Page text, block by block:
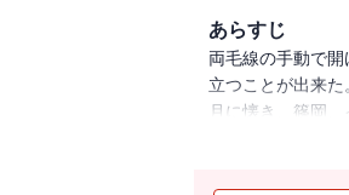
あらすじ
両毛線の手動で
立つことが出来
月に懐き、篠岡
知られざる真実